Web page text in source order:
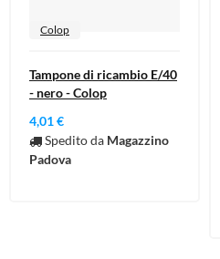
Colop
Tampone di ricambio E/40
- nero - Colop
4,01 €
Spedito da Magazzino
Padova